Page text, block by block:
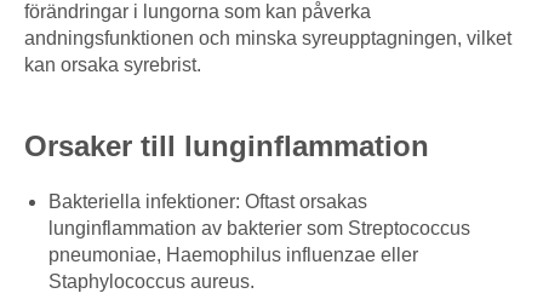
förändringar i lungorna som kan påverka
andningsfunktionen och minska syreupptagningen, vilket
kan orsaka syrebrist.
Orsaker till lunginflammation
Bakteriella infektioner: Oftast orsakas
lunginflammation av bakterier som Streptococcus
pneumoniae, Haemophilus influenzae eller
Staphylococcus aureus.